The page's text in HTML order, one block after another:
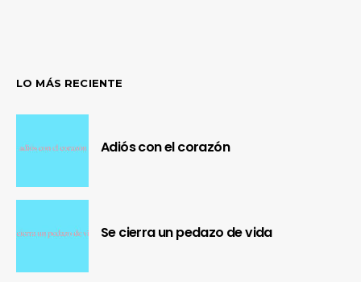
LO MÁS RECIENTE
Adiós con el corazón
Se cierra un pedazo de vida